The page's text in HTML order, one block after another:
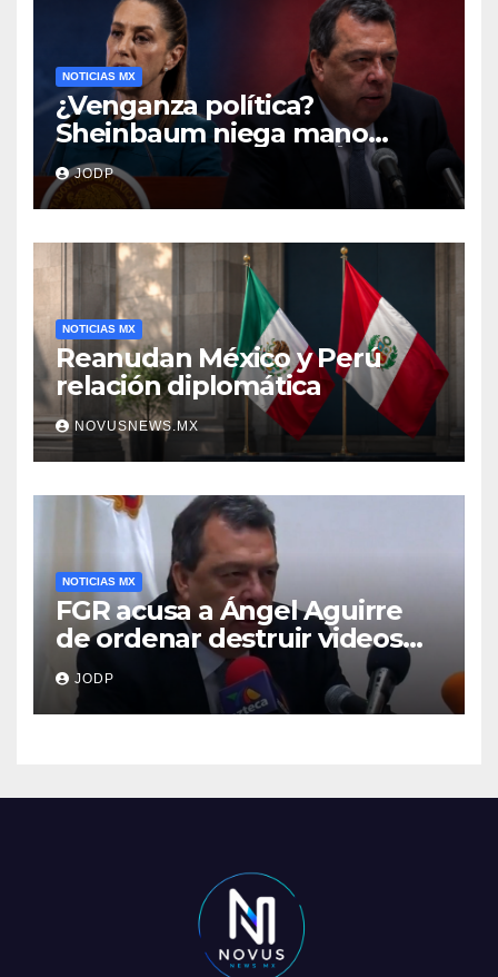
NOTICIAS MX
¿Venganza política?
Sheinbaum niega mano
negra en captura de Ángel
Aguirre
JODP
NOTICIAS MX
Reanudan México y Perú
relación diplomática
NOVUSNEWS.MX
NOTICIAS MX
FGR acusa a Ángel Aguirre
de ordenar destruir videos
clave del caso Ayotzinapa
JODP